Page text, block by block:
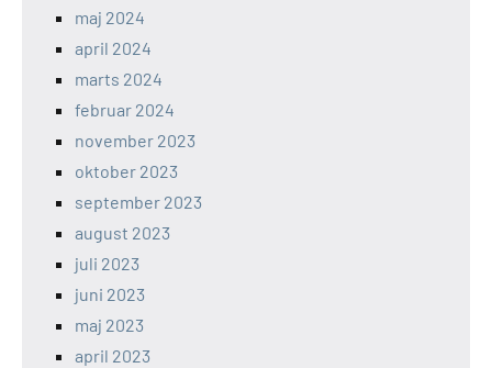
maj 2024
april 2024
marts 2024
februar 2024
november 2023
oktober 2023
september 2023
august 2023
juli 2023
juni 2023
maj 2023
april 2023